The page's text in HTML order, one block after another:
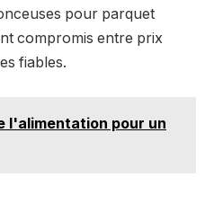
pour parquet
compromis entre prix
fiables.
l'alimentation pour un